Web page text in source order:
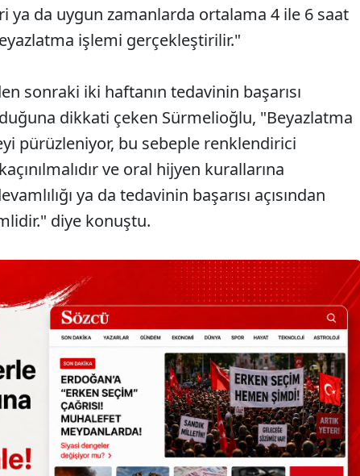
ya da uygun zamanlarda ortalama 4 ile 6 saat
işlemi gerçekleştirilir."
sonraki iki haftanın tedavinin başarısı
dikkati çeken Sürmelioğlu, "Beyazlatma
pürüzleniyor, bu sebeple renklendirici
ve oral hijyen kurallarına
ya da tedavinin başarısı açısından
diye konuştu.